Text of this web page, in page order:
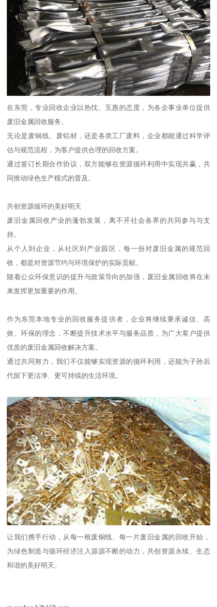
在东莞，专业回收企业以热忱、互惠的态度，为各企事业单位提供
废旧金属回收服务。
无论是废铜线、废铝材，还是各类工厂废料，企业都能通过科学评
估与规范流程，为客户提供合理的回收方案。
通过签订长期合作协议，双方能够在资源循环利用中实现共赢，共
同推动绿色生产模式的普及。
共创资源循环的美好明天
废旧金属回收产业的蓬勃发展，离不开社会各界的共同参与与支
持。
从个人到企业，从社区到产业园区，每一份对废旧金属的规范回
收，都是对资源节约与环境保护的实际贡献。
随着公众环保意识的提升与政策导向的加强，废旧金属回收将在未
来发挥更加重要的作用。
作为东莞本地专业的回收服务提供者，企业将继续秉承诚信、高
效、环保的理念，不断提升技术水平与服务品质，为广大客户提供
优质的废旧金属回收解决方案。
通过共同努力，我们不仅能够实现资源的循环利用，还能为子孙后
代留下更洁净、更可持续的生活环境。
让我们携手行动，从每一根废铜线、每一片废旧金属的回收开始，
为绿色制造与循环经济注入源源不断的动力，共创资源永续、生态
和谐的美好明天。